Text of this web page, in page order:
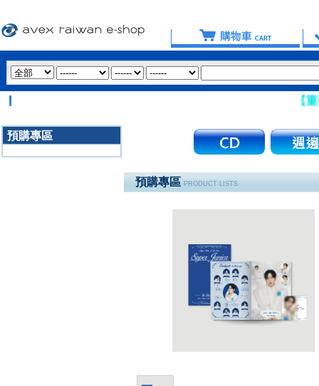
【重要
預購專區
預購專區 PRODUCT LISTS